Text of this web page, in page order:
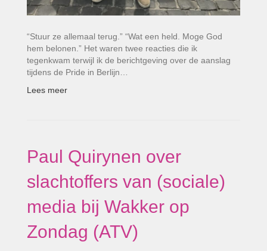
“Stuur ze allemaal terug.” “Wat een held. Moge God
hem belonen.” Het waren twee reacties die ik
tegenkwam terwijl ik de berichtgeving over de aanslag
tijdens de Pride in Berlijn…
Lees meer
Paul Quirynen over
slachtoffers van (sociale)
media bij Wakker op
Zondag (ATV)